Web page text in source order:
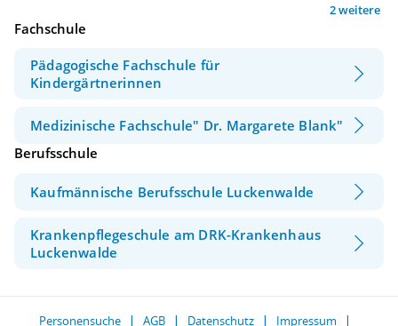
2 weitere
Fachschule
Pädagogische Fachschule für
Kindergärtnerinnen
Medizinische Fachschule" Dr. Margarete Blank"
Berufsschule
Kaufmännische Berufsschule Luckenwalde
Krankenpflegeschule am DRK-Krankenhaus
Luckenwalde
Personensuche AGB Datenschutz Impressum